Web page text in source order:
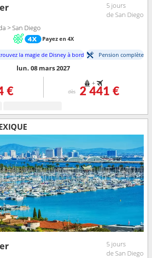
5 jours
de San Diego
> San Diego
Payez en 4X
la magie de Disney à bord Pension complète
lun. 08 mars 2027
€
+
dès 2 441 €
5 jours
de San Diego